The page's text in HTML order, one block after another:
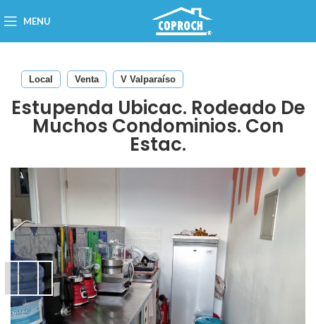
MENU
Local Venta V Valparaíso
Estupenda Ubicac. Rodeado De
Muchos Condominios. Con
Estac.